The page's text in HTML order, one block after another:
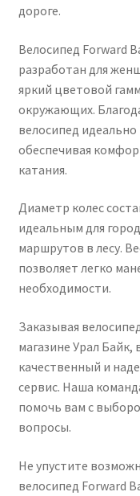
дороге.
Велосипед Forward
разработан для
яркий цветовой
окружающих.
велосипед
обеспечивая
катания.
Диаметр колес
идеальным для
маршрутов в лесу.
позволяет легко
необходимости.
Заказывая
магазине Урал Байк,
качественный и
сервис. Наша
помочь вам с
вопросы.
Не упустите
велосипед Forward